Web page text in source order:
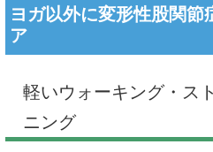
ヨガ以外に変形性股関節
ア
軽いウォーキング・ス
ニング